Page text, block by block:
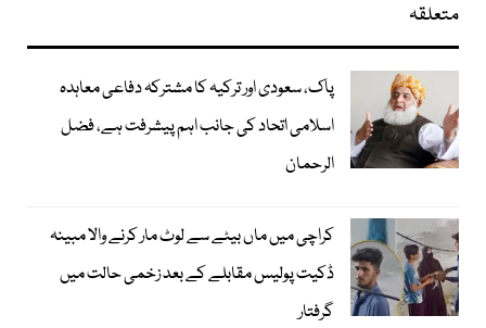
متعلقہ
پاک، سعودی اور ترکیہ کا مشترکہ دفاعی معاہدہ
اسلامی اتحاد کی جانب اہم پیشرفت ہے، فضل
الرحمان
کراچی میں ماں بیٹے سے لوٹ مار کرنے والا مبینہ
ڈکیت پولیس مقابلے کے بعد زخمی حالت میں
گرفتار